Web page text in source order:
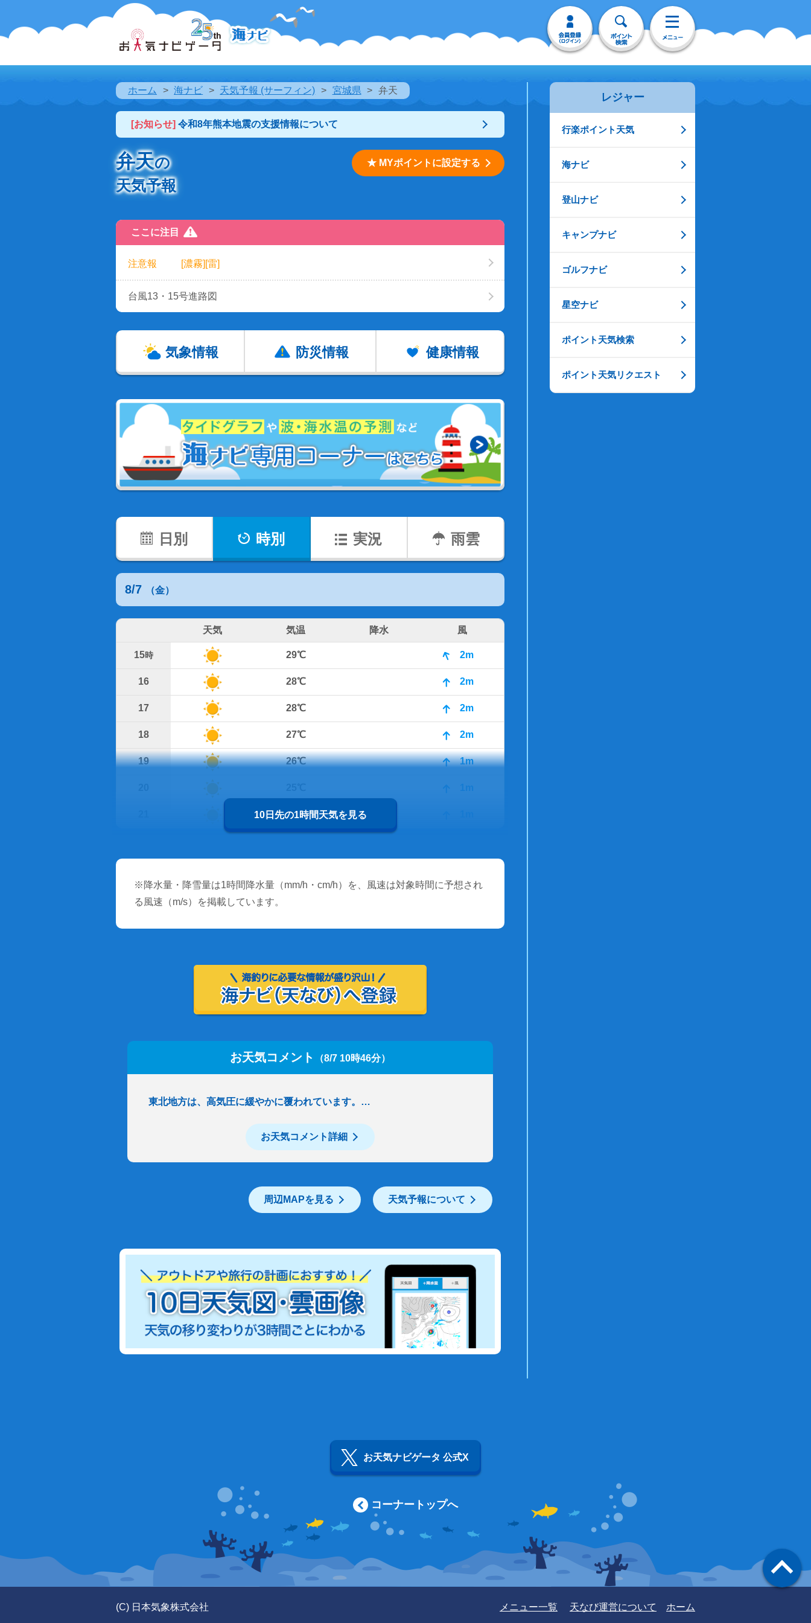
ホーム 海ナビ 天気予報 (サーフィン) 宮城県 弁天
[お知らせ] 令和8年熊本地震の支援情報について
弁天の
天気予報
★ MYポイントに設定する
ここに注目
注意報 [濃霧][雷]
台風13・15号進路図
気象情報 防災情報 健康情報
日別 時別 実況 雨雲
8/7 （金）
天気 気温 降水 風
15時 29℃ 2m
16 28℃ 2m
17 28℃ 2m
18 27℃ 2m
19 26℃ 1m
1m
24℃
10日先の1時間天気を見る
※降水量・降雪量は1時間降水量（mm/h・cm/h）を、風速は対象時間に予想され
る風速（m/s）を掲載しています。
お天気コメント （8/7 10時46分）
東北地方は、高気圧に緩やかに覆われています。…
お天気コメント詳細
周辺MAPを見る 天気予報について
レジャー
行楽ポイント天気
海ナビ
登山ナビ
キャンプナビ
ゴルフナビ
星空ナビ
ポイント天気検索
ポイント天気リクエスト
お天気ナビゲータ 公式X
コーナートップへ
(C) 日本気象株式会社 メニュー一覧 天なび運営について ホーム